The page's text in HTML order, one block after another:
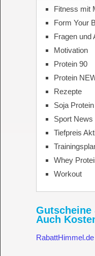
Fitness mit
Form Your
Fragen und
Motivation
Protein 90
Protein
Rezepte
Soja Protein
Sport News
Tiefpreis
Whey
Workout
Gutscheine
Auch
RabattHimmel.de